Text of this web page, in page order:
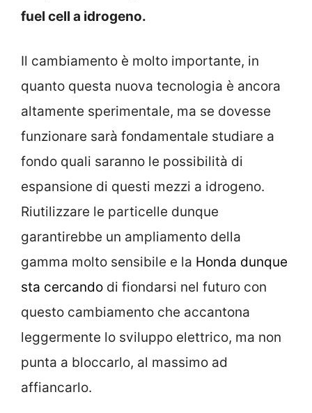
fuel cell a idrogeno.
Il cambiamento è molto importante, in
quanto questa nuova tecnologia è ancora
altamente sperimentale, ma se dovesse
funzionare sarà fondamentale studiare a
fondo quali saranno le possibilità di
espansione di questi mezzi a idrogeno.
Riutilizzare le particelle dunque
garantirebbe un ampliamento della
gamma molto sensibile e la Honda dunque
sta cercando di fiondarsi nel futuro con
questo cambiamento che accantona
leggermente lo sviluppo elettrico, ma non
punta a bloccarlo, al massimo ad
affiancarlo.